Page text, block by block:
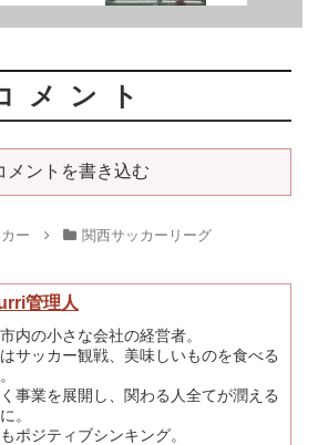
メント
メントを書き込む
ー 関西サッカーリーグ
管理人
内の小さな会社の経営者。
サッカー観戦、美味しいものを食べる
事業を展開し、関わる人全てが潤える
。
ポジティブシンキング。